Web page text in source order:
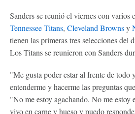
Sanders se reunió el viernes con varios
Tennessee Titans, Cleveland Brownsy
tienen las primeras tres selecciones del
Los Titans se reunieron con Sanders
"Me gusta poder estar al frente de todo
entenderme y hacerme las preguntas
"No me estoy agachando. No me estoy
vivo en carne y hueso y puedo